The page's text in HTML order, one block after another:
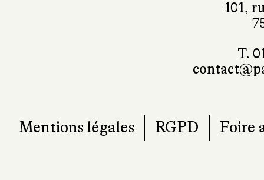
101,
T.
Mentions légales RGPD Foire